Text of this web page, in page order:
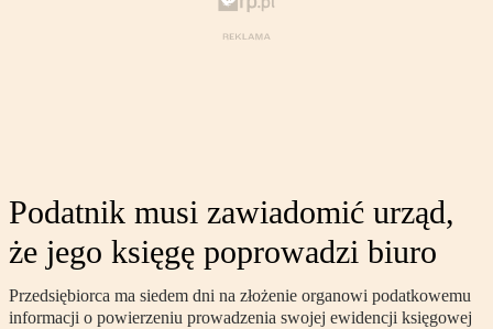
Podatnik musi zawiadomić urząd,
że jego księgę poprowadzi biuro
Przedsiębiorca ma siedem dni na złożenie organowi podatkowemu
informacji o powierzeniu prowadzenia swojej ewidencji księgowej